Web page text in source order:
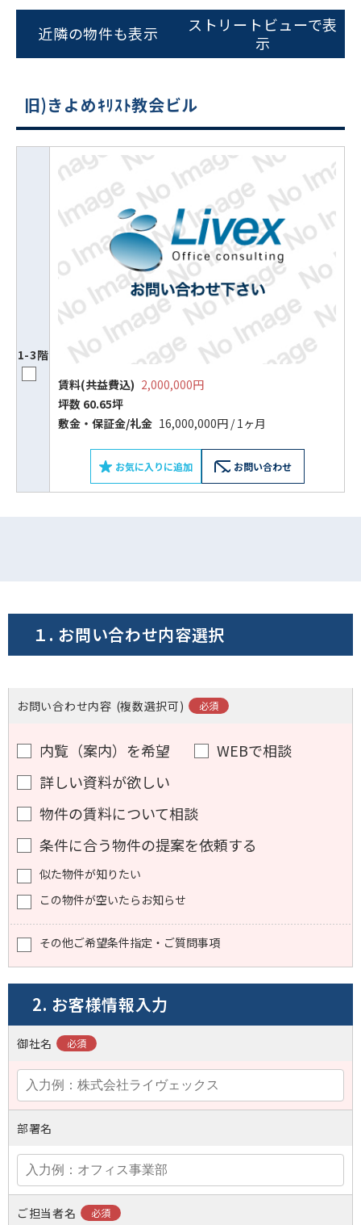
近隣の物件も表示
ストリートビューで表
示
旧)きよめｷﾘｽﾄ教会ビル
1-3階
賃料(共益費込) 2,000,000円
坪数 60.65坪
敷⾦‧保証⾦/礼⾦ 16,000,000円 / 1ヶ月
お気に入りに追加 お問い合わせ
ビルコード：172272
スムーズにご案内できます
0120-620-213
１. お問い合わせ内容選択
お問い合わせ内容 (複数選択可)
内覧（案内）を希望
WEBで相談
詳しい資料が欲しい
物件の賃料について相談
条件に合う物件の提案を依頼する
似た物件が知りたい
この物件が空いたらお知らせ
その他ご希望条件指定・ご質問事項
2. お客様情報入力
御社名
部署名
ご担当者名